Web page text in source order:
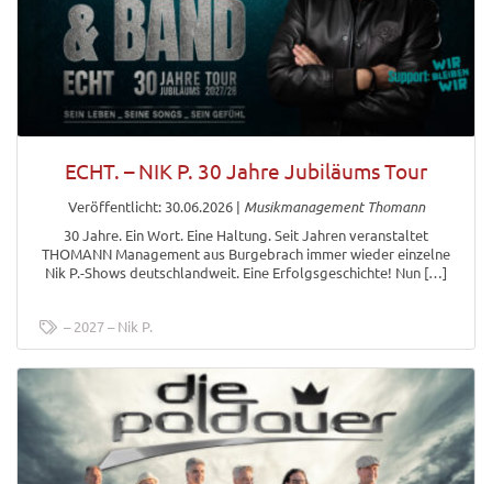
ECHT. – NIK P. 30 Jahre Jubiläums Tour
Veröffentlicht: 30.06.2026| Musikmanagement Thomann
30 Jahre. Ein Wort. Eine Haltung. Seit Jahren veranstaltet
THOMANN Management aus Burgebrach immer wieder einzelne
Nik P.-Shows deutschlandweit. Eine Erfolgsgeschichte! Nun […]
2027 Nik P.